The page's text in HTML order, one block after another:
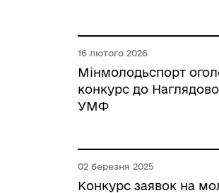
16 лютого 2026
Мінмолодьспорт
конкурс до
УМФ
02 березня 2025
Конкурс заявок на